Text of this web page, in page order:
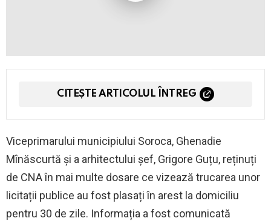
CITEȘTE ARTICOLUL ÎNTREG
Viceprimarului municipiului Soroca, Ghenadie
Mînăscurtă și a arhitectului șef, Grigore Guțu, reținuți
de CNA în mai multe dosare ce vizează trucarea unor
licitații publice au fost plasați în arest la domiciliu
pentru 30 de zile. Informația a fost comunicată